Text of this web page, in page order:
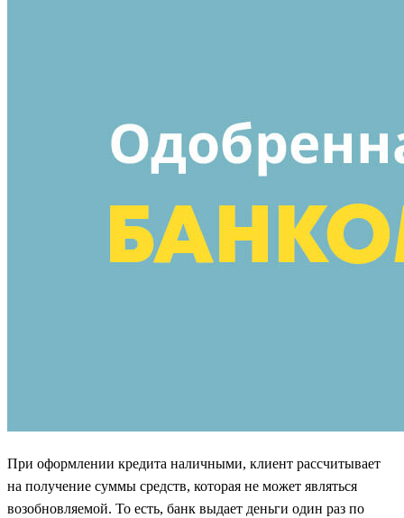
При оформлении кредита наличными, клиент рассчитывает
на получение суммы средств, которая не может являться
возобновляемой. То есть, банк выдает деньги один раз по